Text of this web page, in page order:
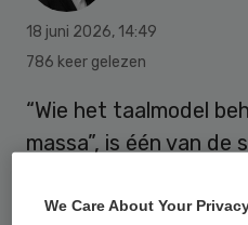
18 juni 2026, 14:49
786 keer gelezen
“Wie het taalmodel
massa”, is één van de
Erasmus Universiteit.
We Care About Your